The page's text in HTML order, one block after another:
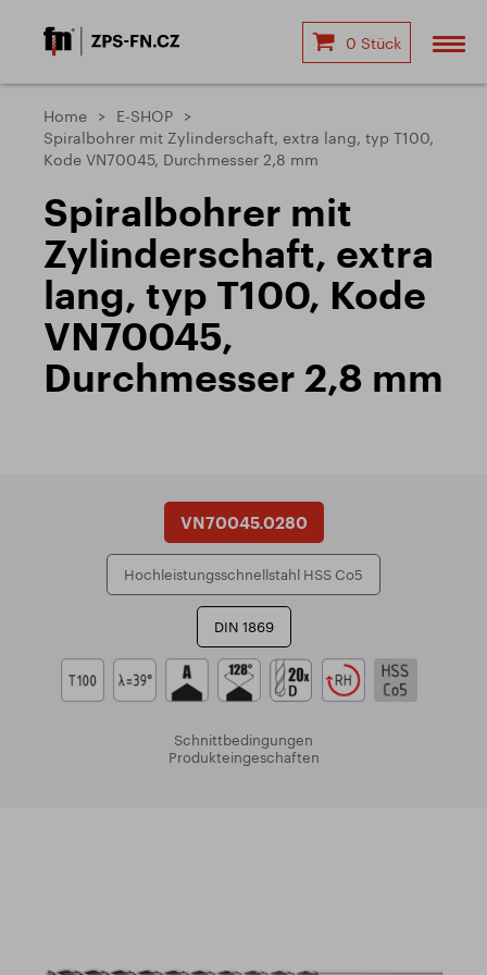
0 Stück
Home
E-SHOP
Spiralbohrer mit Zylinderschaft, extra lang, typ T100,
Kode VN70045, Durchmesser 2,8 mm
Spiralbohrer mit
Zylinderschaft, extra
lang, typ T100, Kode
VN70045,
Durchmesser 2,8 mm
VN70045.0280
Hochleistungsschnellstahl HSS Co5
DIN 1869
Schnittbedingungen
Produkteingeschaften